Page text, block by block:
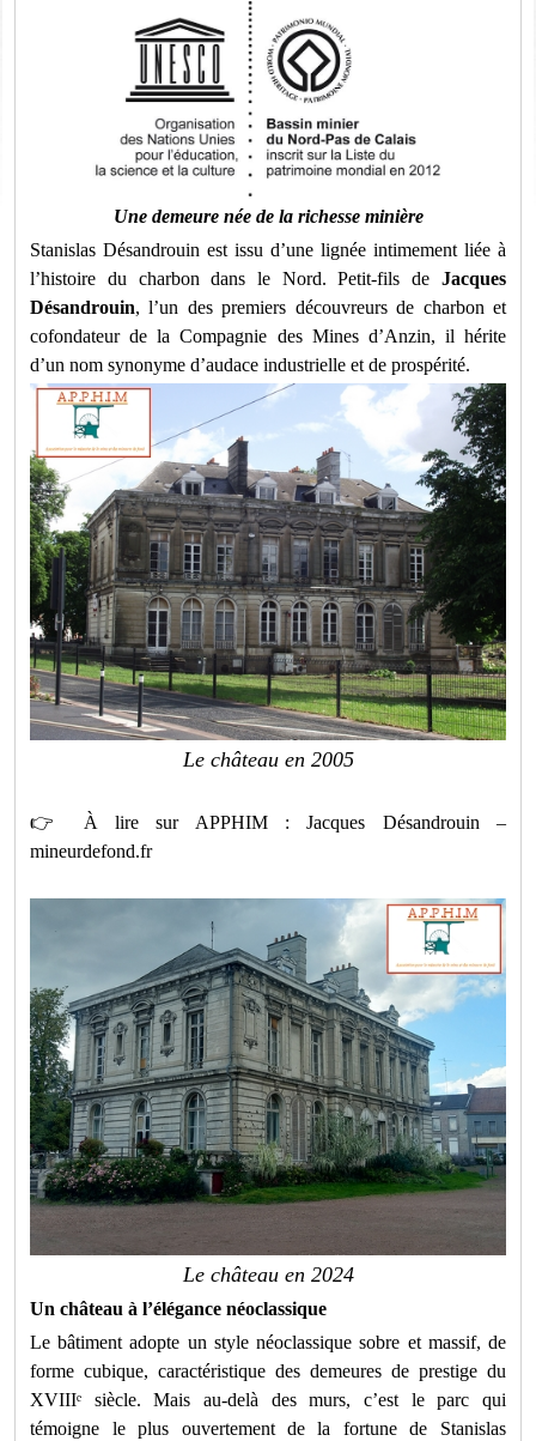
Une demeure née de la richesse minière
Stanislas Désandrouin est issu d’une lignée intimement liée à
l’histoire du charbon dans le Nord. Petit-fils de Jacques
Désandrouin, l’un des premiers découvreurs de charbon et
cofondateur de la Compagnie des Mines d’Anzin, il hérite
d’un nom synonyme d’audace industrielle et de prospérité.
Le château en 2005
👉
À lire sur APPHIM : Jacques Désandrouin –
mineurdefond.fr
Le château en 2024
Un château à l’élégance néoclassique
Le bâtiment adopte un style néoclassique sobre et massif, de
forme cubique, caractéristique des demeures de prestige du
XVIIIᵉ siècle. Mais au-delà des murs, c’est le parc qui
témoigne le plus ouvertement de la fortune de Stanislas